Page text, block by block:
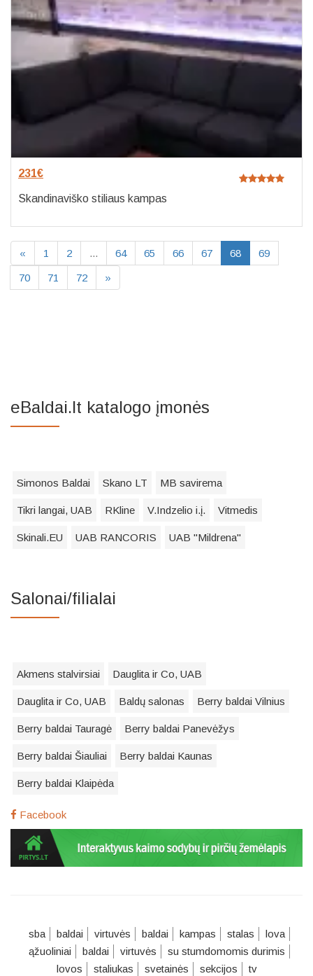
231€
Skandinaviško stiliaus kampas
« 1 2 ... 64 65 66 67 68 69
70 71 72 »
eBaldai.lt katalogo įmonės
Simonos Baldai Skano LT MB savirema
Tikri langai, UAB RKline V.Indzelio i.į. Vitmedis
Skinali.EU UAB RANCORIS UAB "Mildrena"
Salonai/filialai
Akmens stalvirsiai Dauglita ir Co, UAB
Dauglita ir Co, UAB Baldų salonas Berry baldai Vilnius
Berry baldai Tauragė Berry baldai Panevėžys
Berry baldai Šiauliai Berry baldai Kaunas
Berry baldai Klaipėda
Facebook
sba baldai virtuvės baldai kampas stalas
lova
ąžuoliniai
baldai virtuvės
su stumdomomis durimis
lovos
staliukas svetainės sekcijos tv